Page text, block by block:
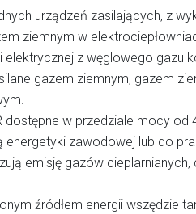
urządzeń zasilających, z
ziemnym w
elektrycznej z węglowego gazu
gazem ziemnym, gazem
dostępne w przedziale mocy
energetyki zawodowej lub do
emisję gazów
źródłem energii wszędzie